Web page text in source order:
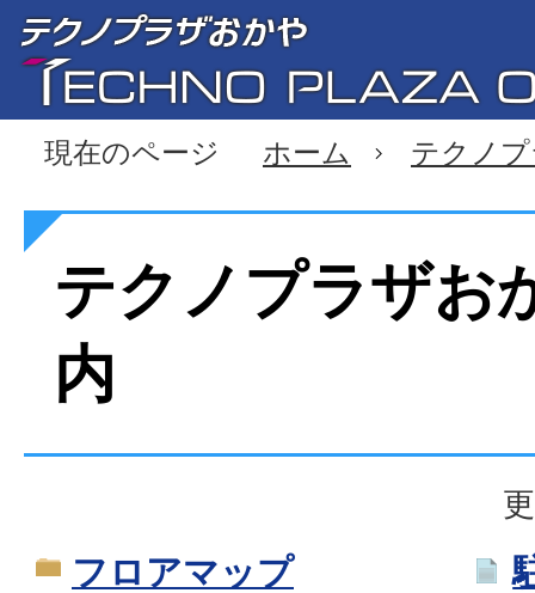
現在のページ ホーム テクノ
テクノプラザお
内
フロアマップ